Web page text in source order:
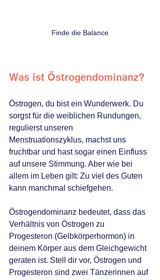
Finde die Balance
Was ist Östrogendominanz?
Östrogen, du bist ein Wunderwerk. Du
sorgst für die weiblichen Rundungen,
regulierst unseren
Menstruationszyklus, machst uns
fruchtbar und hast sogar einen Einfluss
auf unsere Stimmung. Aber wie bei
allem im Leben gilt: Zu viel des Guten
kann manchmal schiefgehen.
Östrogendominanz bedeutet, dass das
Verhältnis von Östrogen zu
Progesteron (Gelbkörperhormon) in
deinem Körper aus dem Gleichgewicht
geraten ist. Stell dir vor, Östrogen und
Progesteron sind zwei Tänzerinnen auf